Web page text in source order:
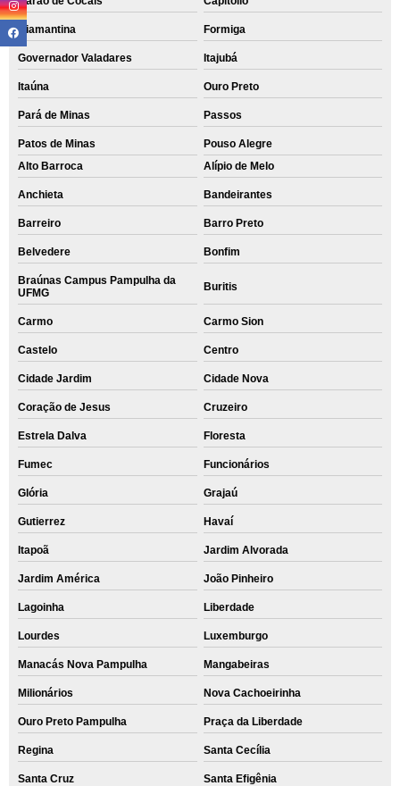
Diamantina Formiga
Governador Valadares Itajubá
Itaúna Ouro Preto
Pará de Minas Passos
Patos de Minas
Pouso Alegre
Alto Barroca
Alípio de Melo
Anchieta Bandeirantes
Barreiro Barro Preto
Belvedere Bonfim
Braúnas Campus Pampulha da
UFMG
Buritis
Carmo Carmo Sion
Castelo Centro
Cidade Jardim Cidade Nova
Coração de Jesus Cruzeiro
Estrela Dalva Floresta
Fumec Funcionários
Glória Grajaú
Gutierrez Havaí
Itapoã Jardim Alvorada
Jardim América João Pinheiro
Lagoinha Liberdade
Lourdes Luxemburgo
Manacás Nova Pampulha Mangabeiras
Milionários Nova Cachoeirinha
Ouro Preto Pampulha Praça da Liberdade
Regina Santa Cecília
Santa Cruz Santa Efigênia